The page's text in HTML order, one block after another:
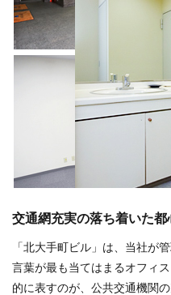
交通網充実の落ち着いた都
「北大手町ビル」は、当社が
言葉が最も当てはまるオフィ
的に表すのが、公共交通機関